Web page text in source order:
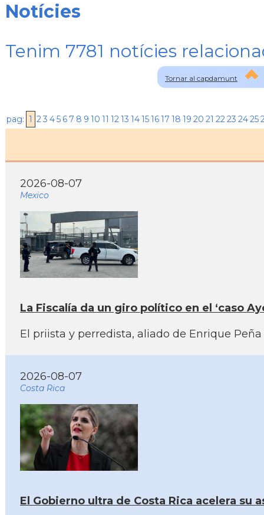
Tornar al capdamunt
Notícies
Tenim 7781 notícies
pag: 1 23 45 6 7 8 9 10 11 1213 14151617 18 19 20 21 2223 2425
2026-08-07
Mexico
La Fiscalía da un giro político en el ‘caso
El priista y perredista, aliado de Enrique
2026-08-07
Costa Rica
El Gobierno ultra de Costa Rica acelera su